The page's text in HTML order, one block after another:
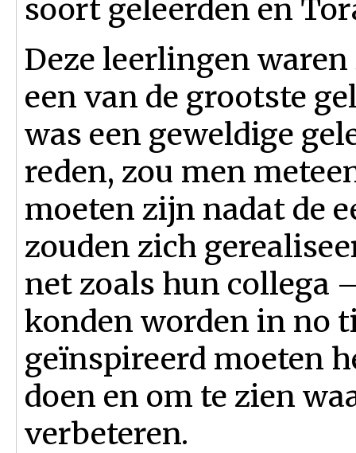
soort geleerden en
Deze leerlingen
een van de grootste
was een geweldige
reden, zou men
moeten zijn nadat de
zouden zich
net zoals hun collega
konden worden in no
geïnspireerd moeten
doen en om te zien
verbeteren.